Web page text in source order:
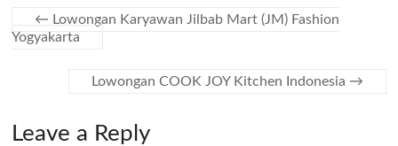
← Lowongan Karyawan Jilbab Mart (JM) Fashion
Yogyakarta
Lowongan COOK JOY Kitchen Indonesia →
Leave a Reply